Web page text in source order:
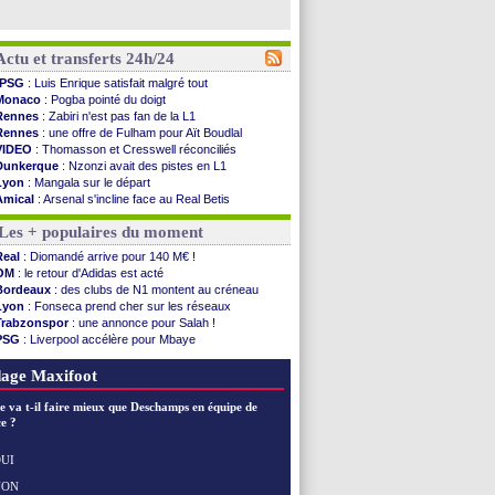
et transferts 24h/24
PSG : Luis Enrique satisfait malgré tout
: Pogba pointé du doigt
: Zabiri n'est pas fan de la L1
: une offre de Fulham pour Aït Boudlal
: Thomasson et Cresswell réconciliés
: Nzonzi avait des pistes en L1
: Mangala sur le départ
: Arsenal s'incline face au Real Betis
: lourde défaite pour le PSG
City: Maresca flou pour Reijnders
: Fenerbahçe prend une belle option
Diriyah: Mbemba arrive libre (officiel)
: le plan d'Alvarez à son retour
: premier succès pour Brest
: le joli but de Greenwood avec le Fener !
2030: une promesse d'Infantino au Maroc ...
: la compo pour le premier match amical
: une nouvelle offre pour Vinicius
: Cabral a prolongé (officiel)
+ populaires du moment
: Diomandé arrive pour 140 M€ !
: le retour d'Adidas est acté
: des clubs de N1 montent au créneau
: Fonseca prend cher sur les réseaux
: une annonce pour Salah !
: Liverpool accélère pour Mbaye
: 3 joueurs écartés du groupe pro
Maxifoot
va t-il faire mieux que Deschamps en équipe de
?